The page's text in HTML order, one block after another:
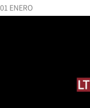
01 ENERO